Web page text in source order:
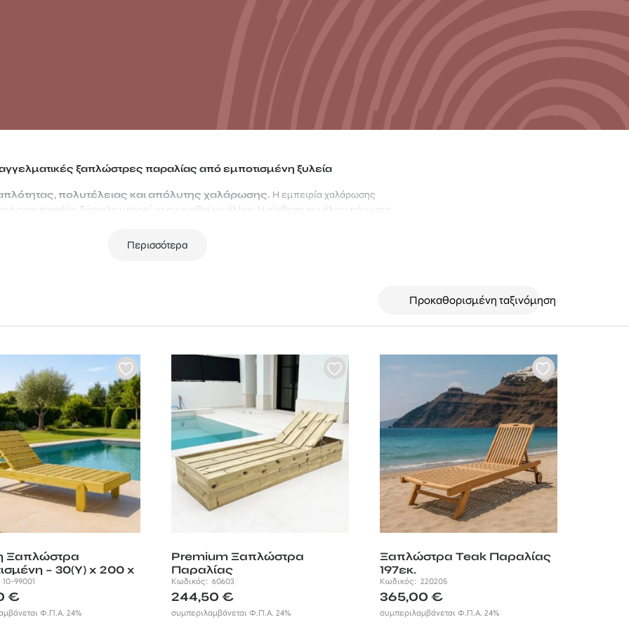
ξαπλώστρες παραλίας από εμποτισμένη ξυλεία
πολυτέλειας και απόλυτης χαλάρωσης. Η εμπειρία χαλάρωσης
ή στην παραλία, δύσκολα μπορεί να συγκριθεί με άλλες. Η αίσθηση του ήλιου πάνω στο
μπορούσαν να απολαμβάνουν για ώρες.
μετακίνηση και με χαρακτηριστικά που τις κάνουν πιο λειτουργικές από ποτέ .
Περισσότερα
Ξαπλώστρα
– 30(Υ) x 200 x
10-99001
€
Φ.Π.Α. 24%
Premium Ξαπλώστρα
Παραλίας
Κωδικός: 60603
244,50 €
συμπεριλαμβάνεται Φ.Π.Α. 24%
Ξαπλώστρα Teak Παραλίας
197εκ.
Κωδικός: 220205
365,00 €
συμπεριλαμβάνεται Φ.Π.Α. 24%